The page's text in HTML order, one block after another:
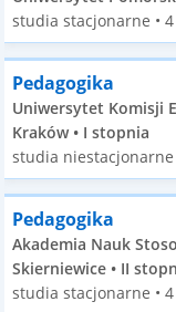
studia stacjonarne •
Pedagogika
Uniwersytet Komisji
Kraków • I stopnia
studia niestacjonarne
Pedagogika
Akademia Nauk
Skierniewice • II
studia stacjonarne •